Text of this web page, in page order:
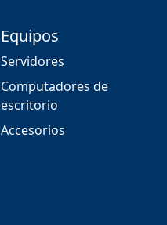
Equipos
Servidores
Computadores de
escritorio
Accesorios